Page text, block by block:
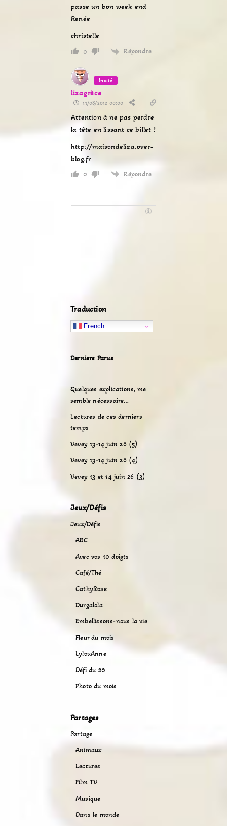
passe un bon week end
Renée
christelle
0 Répondre
Invité
lizagrèce
11/08/2012 00:00
Attention à ne pas perdre
la tête en lissant ce billet !
http://maisondeliza.over-
blog.fr
0 Répondre
Traduction
French
Derniers Parus
Quelques explications, me
semble nécessaire…
Lectures de ces derniers
temps
Vevey 13-14 juin 26 (5)
Vevey 13-14 juin 26 (4)
Vevey 13 et 14 juin 26 (3)
Jeux/Défis
Jeux/Défis
ABC
Avec vos 10 doigts
Café/Thé
CathyRose
Durgalola
Embellissons-nous la vie
Fleur du mois
LylouAnne
Défi du 20
Photo du mois
Partages
Partage
Animaux
Lectures
Film TV
Musique
Dans le monde